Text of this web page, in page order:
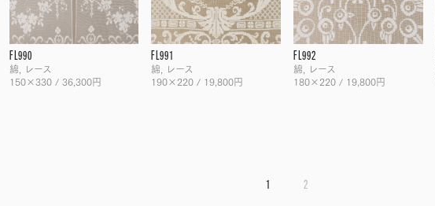
FL990
綿, レース
150×330 / 36,300円
FL991
綿, レース
190×220 / 19,800円
FL992
綿, レース
180×220 / 19,800円
1 2